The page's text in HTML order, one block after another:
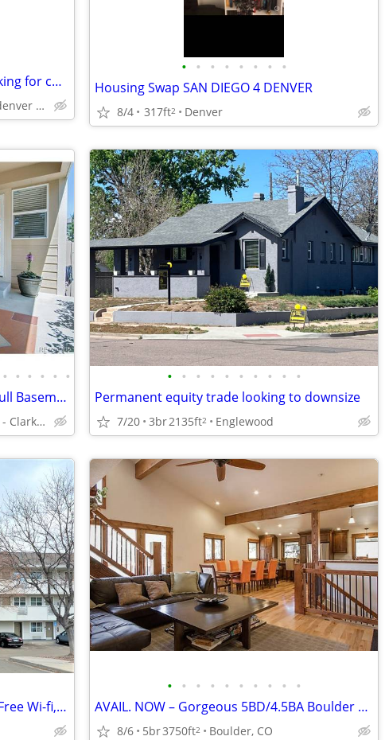
Forty year , home remodel guy looking for cheaper rentt
Anywhere on the outskirts of denver colorado
• • • • • • • •
Housing Swap SAN DIEGO 4 DENVER
8/4 317ft2 Denver
• • • • • •
4BR/4BA Single Family home with Full Basement
Parker/LoneTree - Clarke Farms
• • • • • • • • • •
Permanent equity trade looking to downsize
7/20 3br2135ft2 Englewood
Furnished Studio - Move-in Ready, Free Wi-fi, Great Location!
• • • • • • • • • •
AVAIL. NOW – Gorgeous 5BD/4.5BA Boulder Home Looking for a House Swap!
8/6 5br3750ft2 Boulder, CO